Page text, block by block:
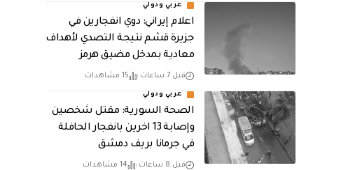
عربي ودولي
اعلام إيراني: دوي انفجارين في
جزيرة قشم نتيجة التصدي لأهداف
معادية بمدخل مضيق هرمز
قبل 7 ساعات 15 مشاهدات
عربي ودولي
الصحة السورية: مقتل شخصين
وإصابة 13 اخرين بانفجار الحافلة
في جرمانا بريف دمشق
قبل 8 ساعات 14 مشاهدات